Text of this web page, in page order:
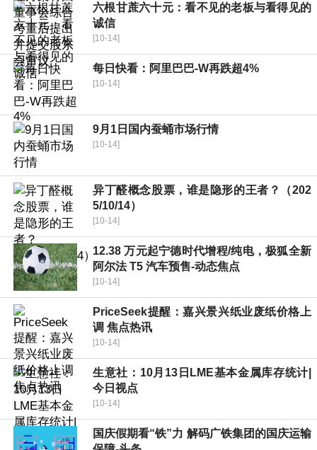
六根甘蔗六十元：看不见的老板与看得见的
诚信
[10-14]
每日快看：阿里巴巴-W再跌超4%
[10-14]
9月1日国内蚕蛹市场行情
[10-14]
异丁醛概念股票，谁是隐形的王者？（202
5/10/14）
[10-14]
12.38 万元起宁德时代增程/纯电，极狐全新
阿尔法 T5 汽车预售-动态焦点
[10-14]
PriceSeek提醒：嘉兴景兴纸业废纸价格上
调 焦点热讯
[10-14]
生意社：10月13日LME基本金属库存统计|
今日视点
[10-14]
国庆假期看“铁”力 解码广铁集团的国庆运输